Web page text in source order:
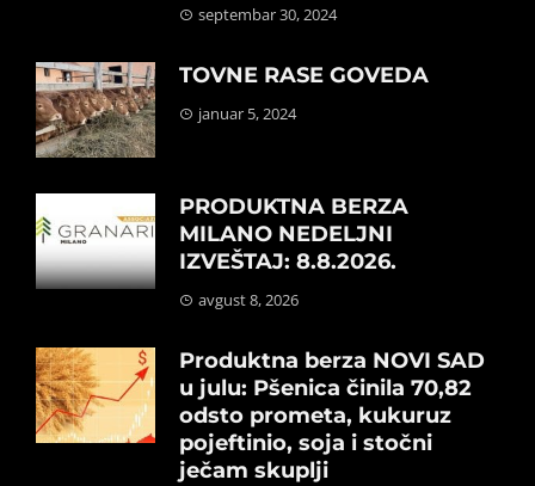
septembar 30, 2024
TOVNE RASE GOVEDA
januar 5, 2024
PRODUKTNA BERZA
MILANO NEDELJNI
IZVEŠTAJ: 8.8.2026.
avgust 8, 2026
Produktna berza NOVI SAD
u julu: Pšenica činila 70,82
odsto prometa, kukuruz
pojeftinio, soja i stočni
ječam skuplji